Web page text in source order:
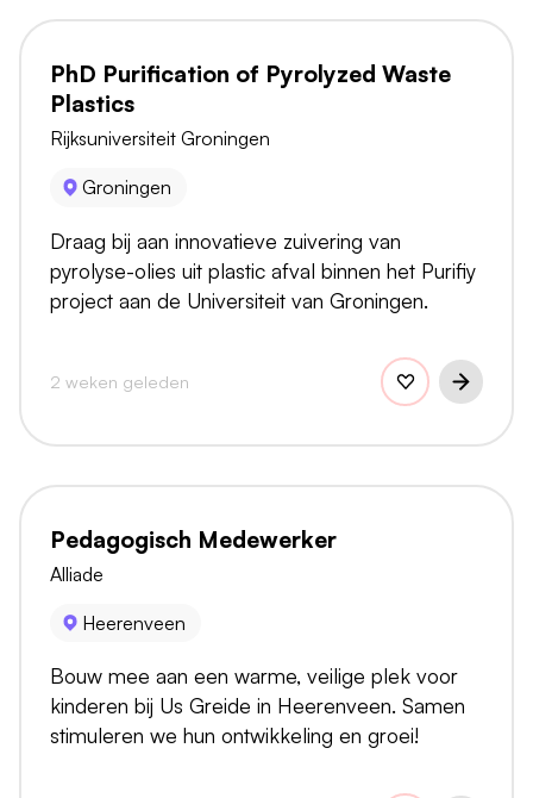
PhD Purification of Pyrolyzed Waste
Plastics
Rijksuniversiteit Groningen
Groningen
Draag bij aan innovatieve zuivering van
pyrolyse-olies uit plastic afval binnen het Purifiy
project aan de Universiteit van Groningen.
2 weken geleden
Pedagogisch Medewerker
Alliade
Heerenveen
Bouw mee aan een warme, veilige plek voor
kinderen bij Us Greide in Heerenveen. Samen
stimuleren we hun ontwikkeling en groei!